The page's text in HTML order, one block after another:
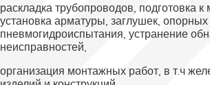
раскладка трубопроводов, подготовка
установка арматуры, заглушек, опорных
пневмогидроиспытания, устранение
неисправностей,
организация монтажных работ, в т.ч